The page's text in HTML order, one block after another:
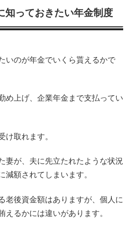
知っておきたい年金制度
いのが年金でいくら貰えるかで
め上げ、企業年金まで支払ってい
け取れます。
妻が、夫に先立たれたような状況
減額されてしまいます。
老後資金額はありますが、個人に
えるかには違いがあります。